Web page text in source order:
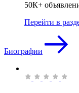
50К+
Перейти в
Биографии